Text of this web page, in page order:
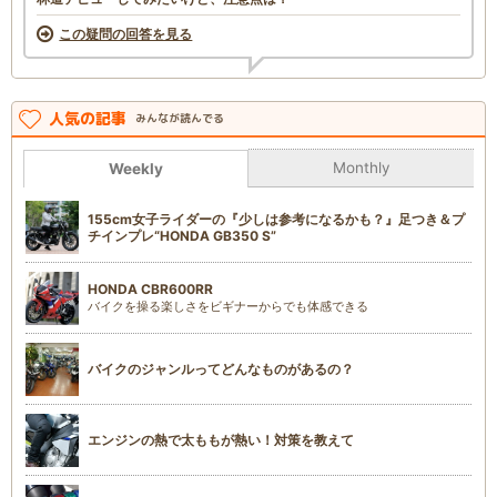
この疑問の回答を見る
人気の記事 みんなが読んでる
Weekly Monthly
155cm女子ライダーの『少しは参考になるかも？』足つき＆プ
チインプレ“HONDA GB350 S”
HONDA CBR600RR
バイクを操る楽しさをビギナーからでも体感できる
バイクのジャンルってどんなものがあるの？
エンジンの熱で太ももが熱い！対策を教えて